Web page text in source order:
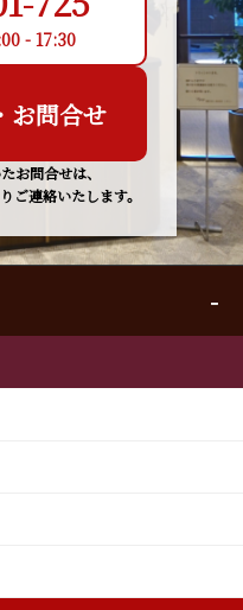
- 17:30
お問合せ
お問合せは、
ご連絡いたします。